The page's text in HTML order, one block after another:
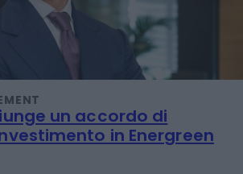
un accordo di
in Energreen